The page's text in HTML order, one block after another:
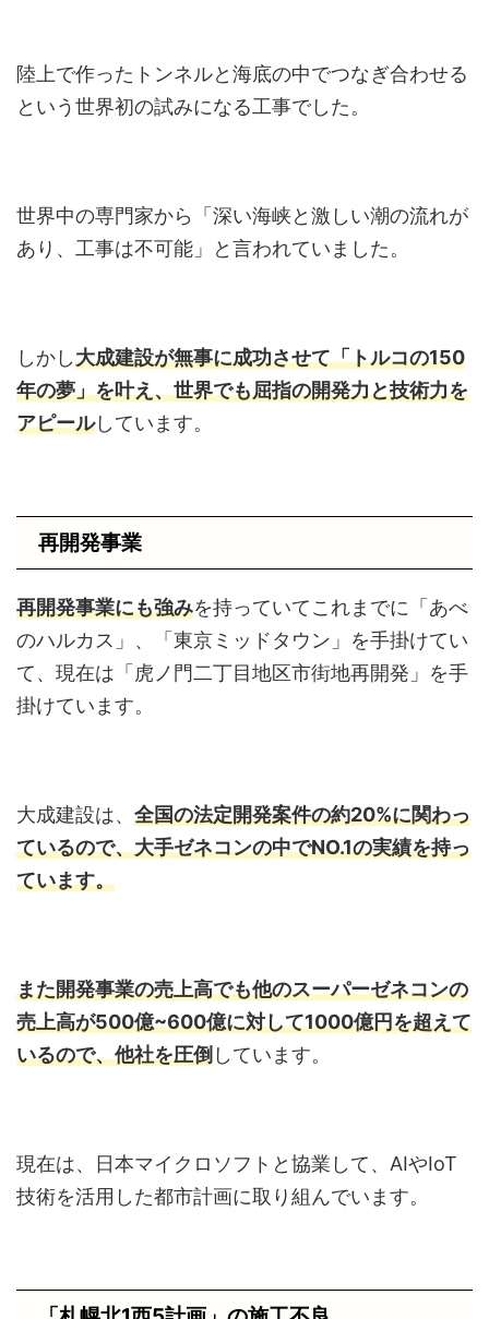
陸上で作ったトンネルと海底の中でつなぎ合わせる
という世界初の試みになる工事でした。
世界中の専門家から「深い海峡と激しい潮の流れが
あり、工事は不可能」と言われていました。
しかし大成建設が無事に成功させて「トルコの150
年の夢」を叶え、世界でも屈指の開発力と技術力を
アピールしています。
再開発事業
再開発事業にも強みを持っていてこれまでに「あべ
のハルカス」、「東京ミッドタウン」を手掛けてい
て、現在は「虎ノ門二丁目地区市街地再開発」を手
掛けています。
大成建設は、 全国の法定開発案件の約20%に関わっ
ているので、大手ゼネコンの中でNO.1の実績を持っ
ています。
また開発事業の売上高でも他のスーパーゼネコンの
売上高が500億~600億に対して1000億円を超えて
いるので、他社を圧倒しています。
現在は、日本マイクロソフトと協業して、AIやIoT
技術を活用した都市計画に取り組んでいます。